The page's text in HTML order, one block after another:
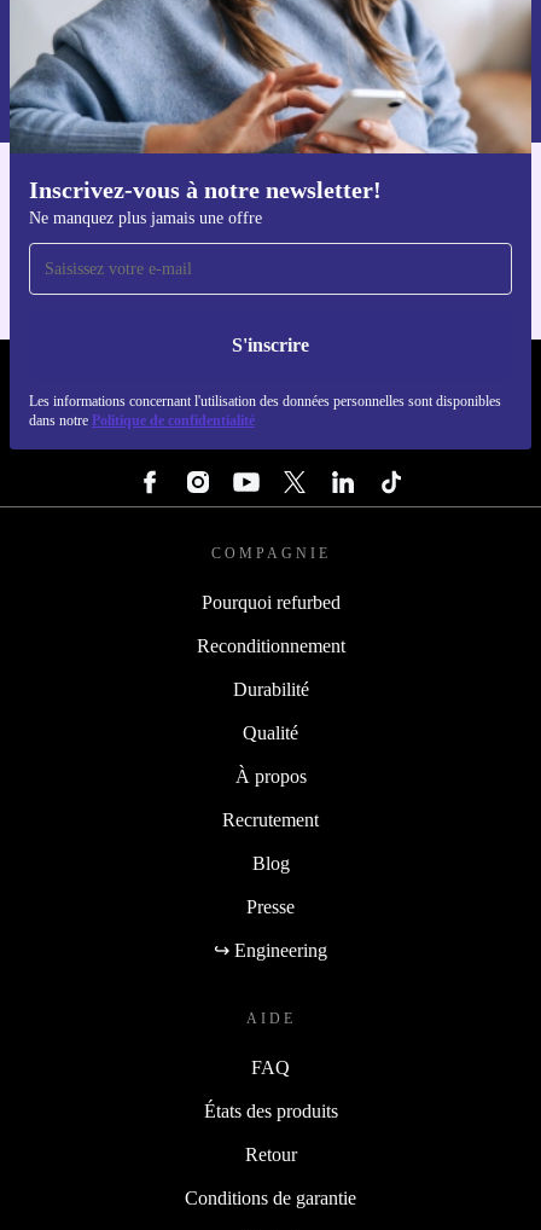
Inscrivez-vous à notre newsletter!
Ne manquez plus jamais une offre
S'inscrire
Les informations concernant l'utilisation des données personnelles sont disponibles
dans notre Politique de confidentialité
S'inscrire
Retrouvez les informations sur l'utilisation des données personnelles
dans notre
politique de confidentialité.
Téléchargez l'application refurbed
Pour iOS et Android
COMPAGNIE
Pourquoi refurbed
Reconditionnement
Durabilité
Qualité
À propos
Recrutement
Blog
Presse
↪ Engineering
AIDE
FAQ
États des produits
Retour
Conditions de garantie